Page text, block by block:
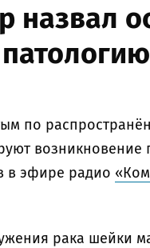
назвал
по
возникновение
в эфире радио
рака шейки